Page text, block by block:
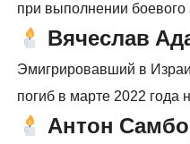
при выполнении боевого
Вячеслав
Эмигрировавший в
погиб в марте 2022 года
Антон